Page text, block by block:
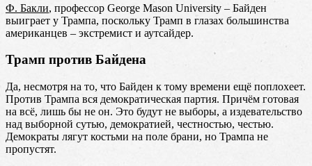
Ф. Бакли, профессор George Mason University – Байден
выиграет у Трампа, поскольку Трамп в глазах большинства
американцев – экстремист и аутсайдер.
Трамп против Байдена
Да, несмотря на то, что Байден к тому времени ещё поплохеет.
Против Трампа вся демократическая партия. Причём готовая
на всё, лишь бы не он. Это будут не выборы, а издевательство
над выборной сутью, демократией, честностью, честью.
Демократы лягут костьми на поле брани, но Трампа не
пропустят.